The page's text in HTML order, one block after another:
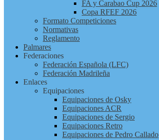
FA y Carabao Cup 2026
Copa RFEF 2026
Formato Competiciones
Normativas
Reglamento
Palmares
Federaciones
Federación Española (LFC)
Federación Madrileña
Enlaces
Equipaciones
Equipaciones de Osky
Equipaciones ACR
Equipaciones de Sergio
Equipaciones Retro
Equipaciones de Pedro Callado